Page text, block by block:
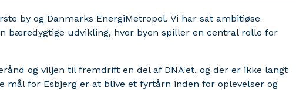
by og Danmarks EnergiMetropol. Vi har sat ambitiøse
bæredygtige udvikling, hvor byen spiller en central rolle for
og viljen til fremdrift en del af DNA'et, og der er ikke langt
mål for Esbjerg er at blive et fyrtårn inden for oplevelser og